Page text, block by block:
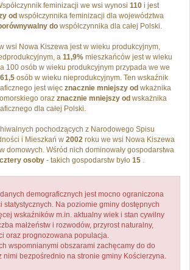
feminizacji we wsi wynosi 110 i jest
od współczynnika feminizacji dla województwa
do współczynnika dla całej Polski.
wsi Nowa Kiszewa jest w wieku produkcyjnym,
a 11,9% mieszkańców jest w wieku
100 osób w wieku produkcyjnym przypada we we
61,5 osób w wieku nieprodukcyjnym. Ten wskaźnik
jest więc znacznie mniejszy od wkażnika
oraz znacznie mniejszy od wskażnika
dla całej Polski.
pochodzących z Narodowego Spisu
i Mieszkań w 2002 roku we wsi Nowa Kiszewa
domowych. Wśród nich dominowały gospodarstwa
cztery osoby - takich gospodarstw było 15 .
demograficznych jest mocno ograniczona
statystycznych. Na poziomie gminy dostępnych
wskaźników m.in. aktualny wiek i stan cywilny
małżeństw i rozwodów, przyrost naturalny,
oraz prognozowana populacja.
wspomnianymi obszarami zachęcamy do do
nimi bezpośrednio na stronie gminy Kościerzyna.